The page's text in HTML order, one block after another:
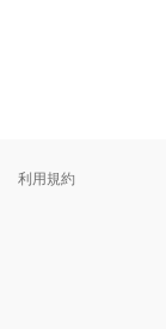
利用規約